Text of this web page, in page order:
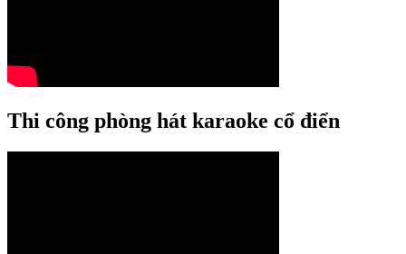
Thi công phòng hát karaoke cổ điển